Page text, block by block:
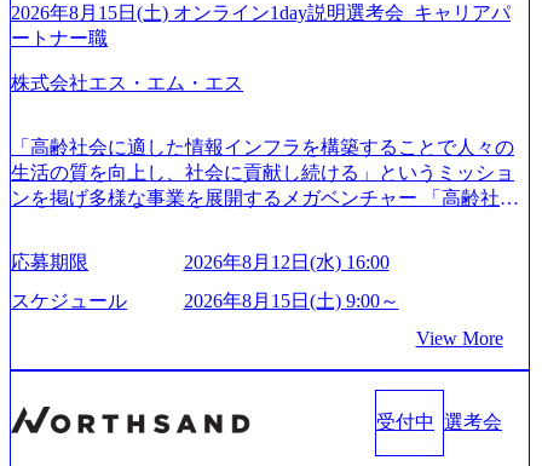
グスのESG価値の可視化を支援 「インパクト加重会計」
を用いて非財務活動の社会的インパクトを算出 (https://prtime
s.jp/main/html/rd/p/000000015.000123981.html) NECから独立し
て20年近く成長を続けており、2022年3月期の連結売上高は
でグループ従業員数は7523人と、国内でも有数の規模のコ
ンサルティング会社となり、今後も成長性が大きくみられ
る 日本企業的な柔らかい雰囲気が特徴的で、従業員方の人
社時に10日間の間みっちりとコンサルの基礎を支援)を魅力
に感じ、他Big4ではなくアビームを選ぶ方も多数 アビーム
といえばSAPをはじめとしたシステム、とイメージされる
どのトップラインを上げるための戦略案件も多く存在 特に
スポーツ&エンターテイメント領域ではBig4に先んじて注力
し、業界内で大きな存在感を誇る 社員の多様化する生活ス
タイルやライフイベントに対応した働きやすい職場環境を
実現するため、さまざまなサポート制度を導入している 多
て見えるTrue Northとは磁北ではなく真北、風説や思い込み
による一見正しい答えや、単に理論的に正しいが実行不可
の答えを提供したい、というベインのコンサルティングに
ィスとの連携が多く、海外プロジェクトへのアサインや海
外オフィスへのトランスファー制度などが充実している。
東京オフィスに来るグローバルメンバーも多く、グローバ
ル・ワンチームで活動している。プロボノ活動にも力を入
無償でコンサルティングを提供している。 2026年8月29日
(土) の対面Kick-offイベントを皮切りに1か月程度のプログラ
ム ※初回プログラム : 8月29日(土)10:00～13:30 2026年8月12
日(水) 16:00 Bain & Company Tokyoでは、「Tokyo Be Bold Pr
ogram (女性候補者向け選考支援プログラム)」を実施いたし
ます。クライアントに斬新なソリューションを提供し、複
雑な経営課題を解決するために、チームのダイバーシティ
2026年8月15日(土) オンライン1day説明選考会_キャリアパ
ートナー職
株式会社エス・エム・エス
「高齢社会に適した情報インフラを構築することで人々の
生活の質を向上し、社会に貢献し続ける」というミッショ
ンを掲げ多様な事業を展開するメガベンチャー 「高齢社会
「シニアライフ」の領域で、40以上のサービスを開発・運
営 16期連続で増収増益を達成し、海外では17ヵ国で事業を
展開 今後も既存事業の拡大・成長と新規事業の開発を進め
社風。エス・エム・エス出身の起業家も多く、SMSマフィ
ア（Paypalマフィアのもじり）という単語も存在 https://stalgi
な事業内容＞ - キャリア分野 - 介護職向け求人情報・人材紹
応募期限
2026年8月12日(水) 16:00
スケジュール
2026年8月15日(土) 9:00～
View More
受付中 選考会